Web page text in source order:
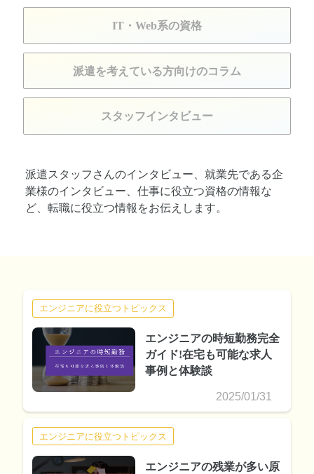
IT・Web系の資格
派遣を考えている方向けのコラム
スタッフインタビュー
派遣スタッフさんのインタビュー、就業先である企
業様のインタビュー、仕事に役立つ資格の情報な
ど、転職に役立つ情報をお伝えします。
エンジニアに役立つトピックス
エンジニアの時短勤務完全
ガイド!在宅も可能な求人
事例と体験談
2025/01/31
エンジニアに役立つトピックス
エンジニアの残業が多い原